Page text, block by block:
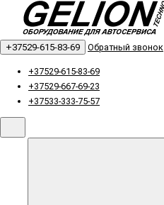
+37529-615-83-69 Обратный звонок
+37529-615-83-69
+37529-667-69-23
+37533-333-75-57